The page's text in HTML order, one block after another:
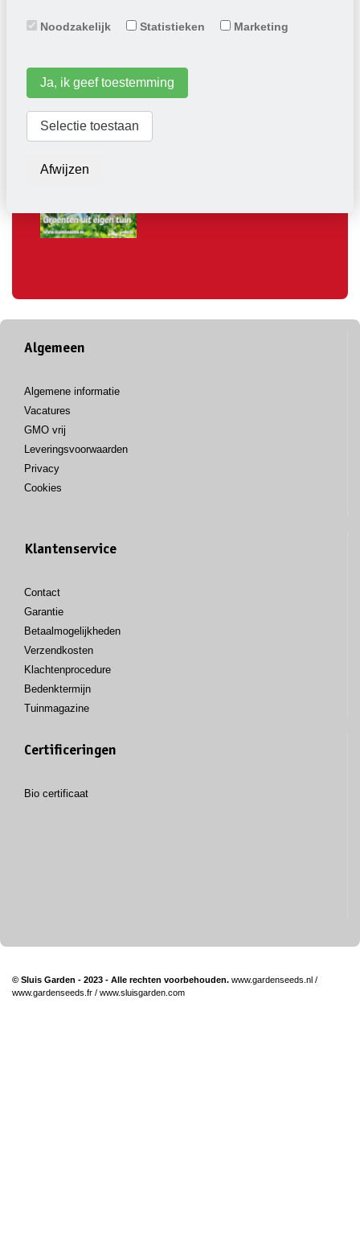
Noodzakelijk Statistieken Marketing
Ja, ik geef toestemming
Selectie toestaan
Afwijzen
Algemeen
Algemene informatie
Vacatures
GMO vrij
Leveringsvoorwaarden
Privacy
Cookies
Klantenservice
Contact
Garantie
Betaalmogelijkheden
Verzendkosten
Klachtenprocedure
Bedenktermijn
Tuinmagazine
Certificeringen
Bio certificaat
© Sluis Garden - 2023 - Alle rechten voorbehouden. www.gardenseeds.nl /
www.gardenseeds.fr / www.sluisgarden.com